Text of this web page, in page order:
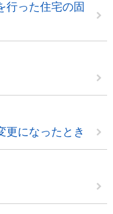
行った住宅の固
更になったとき